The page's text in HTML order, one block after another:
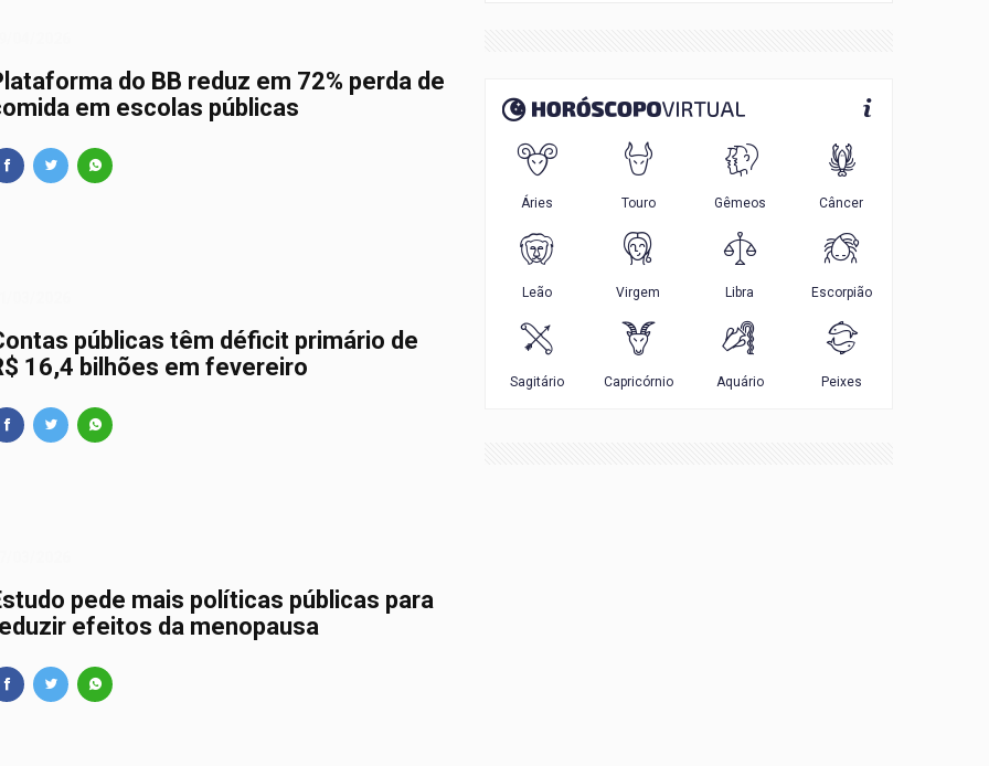
do BB reduz em 72% perda de
em escolas públicas
públicas têm déficit primário de
16,4 bilhões em fevereiro
pede mais políticas públicas para
efeitos da menopausa